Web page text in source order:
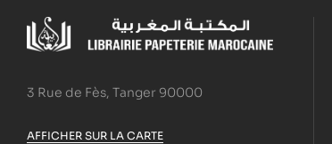
3 Rue de Fès, Tanger 90000
AFFICHER SUR LA CARTE